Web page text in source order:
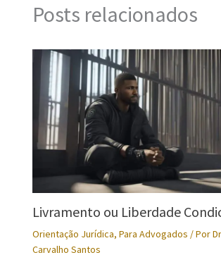
Posts relacionados
Livramento ou Liberdade
Orientação Jurídica, Para Advogados / Por
Carvalho Santos